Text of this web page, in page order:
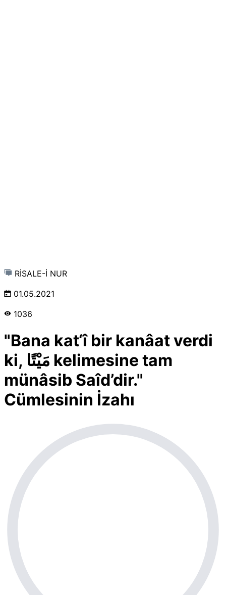
RİSALE-İ NUR
01.05.2021
1036
"Bana kat‘î bir kanâat verdi
ki, مَيْتًا kelimesine tam
münâsib Saîd’dir."
Cümlesinin İzahı